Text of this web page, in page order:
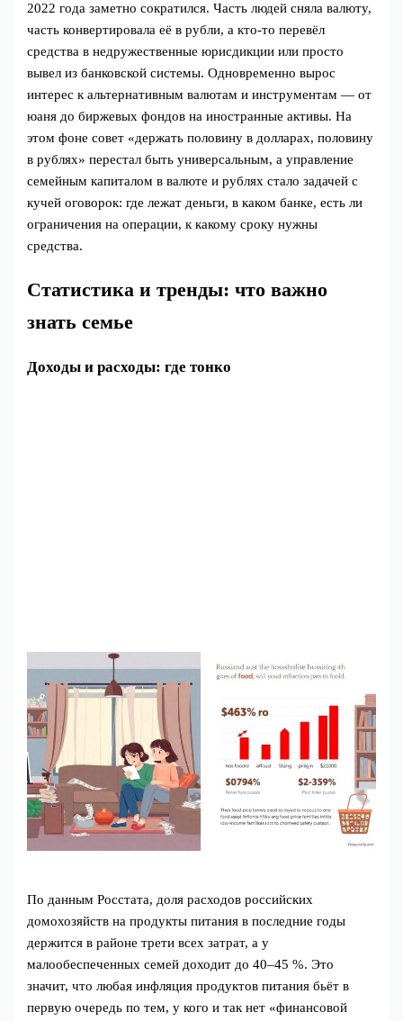
2022 года заметно сократился. Часть людей сняла валюту,
часть конвертировала её в рубли, а кто-то перевёл
средства в недружественные юрисдикции или просто
вывел из банковской системы. Одновременно вырос
интерес к альтернативным валютам и инструментам — от
юаня до биржевых фондов на иностранные активы. На
этом фоне совет «держать половину в долларах, половину
в рублях» перестал быть универсальным, а управление
семейным капиталом в валюте и рублях стало задачей с
кучей оговорок: где лежат деньги, в каком банке, есть ли
ограничения на операции, к какому сроку нужны
средства.
Статистика и тренды: что важно
знать семье
Доходы и расходы: где тонко
По данным Росстата, доля расходов российских
домохозяйств на продукты питания в последние годы
держится в районе трети всех затрат, а у
малообеспеченных семей доходит до 40–45 %. Это
значит, что любая инфляция продуктов питания бьёт в
первую очередь по тем, у кого и так нет «финансовой